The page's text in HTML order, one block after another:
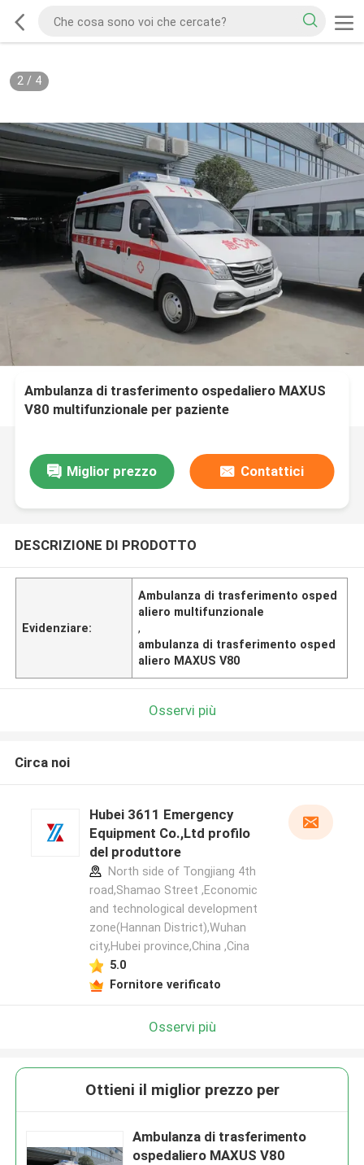
2/ 4
Ambulanza di trasferimento ospedaliero MAXUS
V80 multifunzionale per paziente
Miglior prezzo Contattici
DESCRIZIONE DI PRODOTTO
Evidenziare:
Ambulanza di trasferimento osped
aliero multifunzionale
,
ambulanza di trasferimento osped
aliero MAXUS V80
Osservi più
Circa noi
Hubei 3611 Emergency
Equipment Co.,Ltd profilo
del produttore
North side of Tongjiang 4th
road,Shamao Street ,Economic
and technological development
zone(Hannan District),Wuhan
city,Hubei province,China ,Cina
5.0
Fornitore verificato
Osservi più
Ottieni il miglior prezzo per
Ambulanza di trasferimento
ospedaliero MAXUS V80